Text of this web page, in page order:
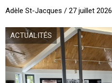
Adèle St-Jacques / 27 juillet 2026
ACTUALITÉS